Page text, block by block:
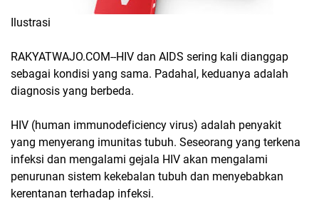
Ilustrasi
RAKYATWAJO.COM--HIV dan AIDS sering kali dianggap
sebagai kondisi yang sama. Padahal, keduanya adalah
diagnosis yang berbeda.
HIV (human immunodeficiency virus) adalah penyakit
yang menyerang imunitas tubuh. Seseorang yang terkena
infeksi dan mengalami gejala HIV akan mengalami
penurunan sistem kekebalan tubuh dan menyebabkan
kerentanan terhadap infeksi.